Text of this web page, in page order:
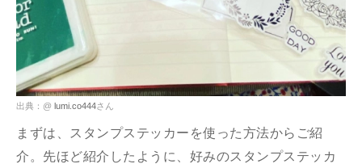
出典：@ lumi.co444さん
まずは、スタンプステッカーを使った方法からご紹
介。先ほど紹介したように、好みのスタンプステッカ